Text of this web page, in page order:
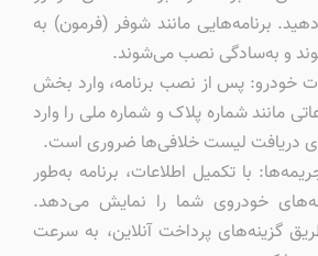
برنامه‌هایی مانند شوفر (فرمون) به
و به‌سادگی نصب می‌شوند.
خودرو: پس از نصب برنامه، وارد بخش
مانند شماره پلاک و شماره ملی را وارد
دریافت لیست خلافی‌ها ضروری است.
با تکمیل اطلاعات، برنامه به‌طور
خودروی شما را نمایش می‌دهد.
گزینه‌های پرداخت آنلاین، به سرعت